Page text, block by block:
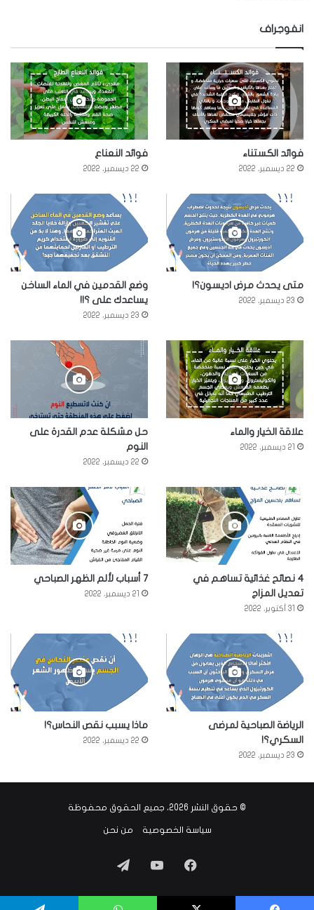
انفوجراف
فوائد الكستناء
22 ديسمبر، 2022
فوائد النعناع
22 ديسمبر، 2022
متى يحدث مرض اديسون؟!
23 ديسمبر، 2022
وضع القدمين في الماء الساخن
يساعدك على ؟!!
23 ديسمبر، 2022
علاقة الخيار والماء
21 ديسمبر، 2022
حل مشكلة عدم القدرة على
النوم
22 ديسمبر، 2022
4 نصائح غذائية تساهم في
تعديل المزاج
31 أكتوبر، 2022
7 أسباب لألم الظهر الصباحي
21 ديسمبر، 2022
الرياضة الصباحية لمرضى
السكري؟!
23 ديسمبر، 2022
ماذا يسبب نقص النحاس؟!
22 ديسمبر، 2022
© حقوق النشر 2026، جميع الحقوق محفوظة
سياسة الخصوصية من نحن
فيسبوك‫YouTube